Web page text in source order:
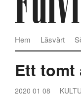
Läsvärt
Hem
Ett tomt
2020 01 08